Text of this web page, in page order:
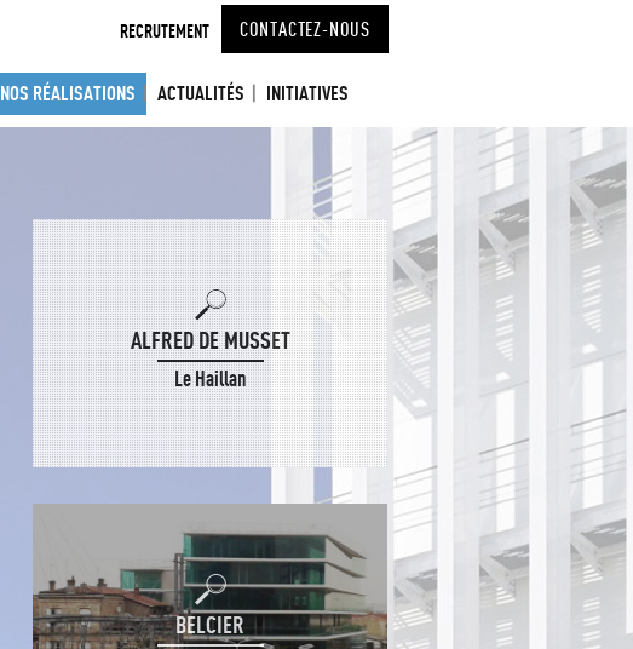
RECRUTEMENT CONTACTEZ-NOUS
NOS RÉALISATIONS ACTUALITÉS INITIATIVES
ALFRED DE MUSSET
Le Haillan
BELCIER